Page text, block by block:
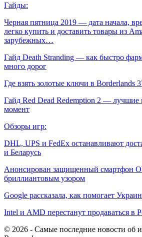
Гайды:
Черная пятница 2019 — дата начала,
легко купить и доставить товары из
зарубежных…
Гайд Death Stranding — как быстро
много дорог
Где взять золотые ключи в Borderlands
Гайд Red Dead Redemption 2 —
момент
Обзоры игр:
DHL, UPS и FedEx останавливают
и Беларусь
Анонсирован защищенный смартфон
бриллиантовым узором
Google рассказала, как помогает
Intel и AMD перестанут продаваться в
© 2026 - Самые последние новости об